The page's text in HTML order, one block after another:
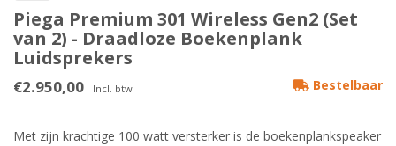
Piega Premium 301 Wireless Gen2 (Set
van 2) - Draadloze Boekenplank
Luidsprekers
€2.950,00 Incl. btw Bestelbaar
Met zijn krachtige 100 watt versterker is de boekenplankspeaker